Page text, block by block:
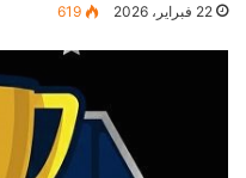
22 فبراير، 2026 619